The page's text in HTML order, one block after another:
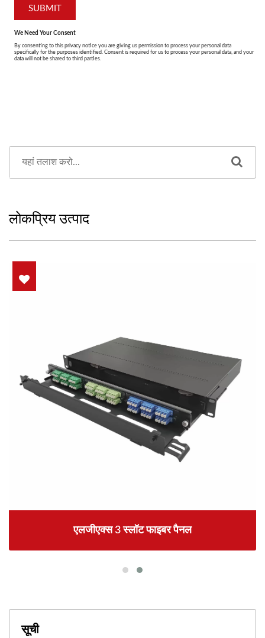
लोकप्रिय उत्पाद
एलजीएक्स 3 स्लॉट फाइबर पैनल
सूची